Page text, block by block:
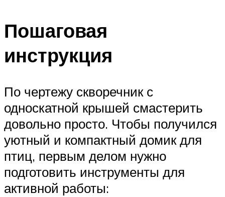
Пошаговая
инструкция
По чертежу скворечник с
односкатной крышей смастерить
довольно просто. Чтобы получился
уютный и компактный домик для
птиц, первым делом нужно
подготовить инструменты для
активной работы: